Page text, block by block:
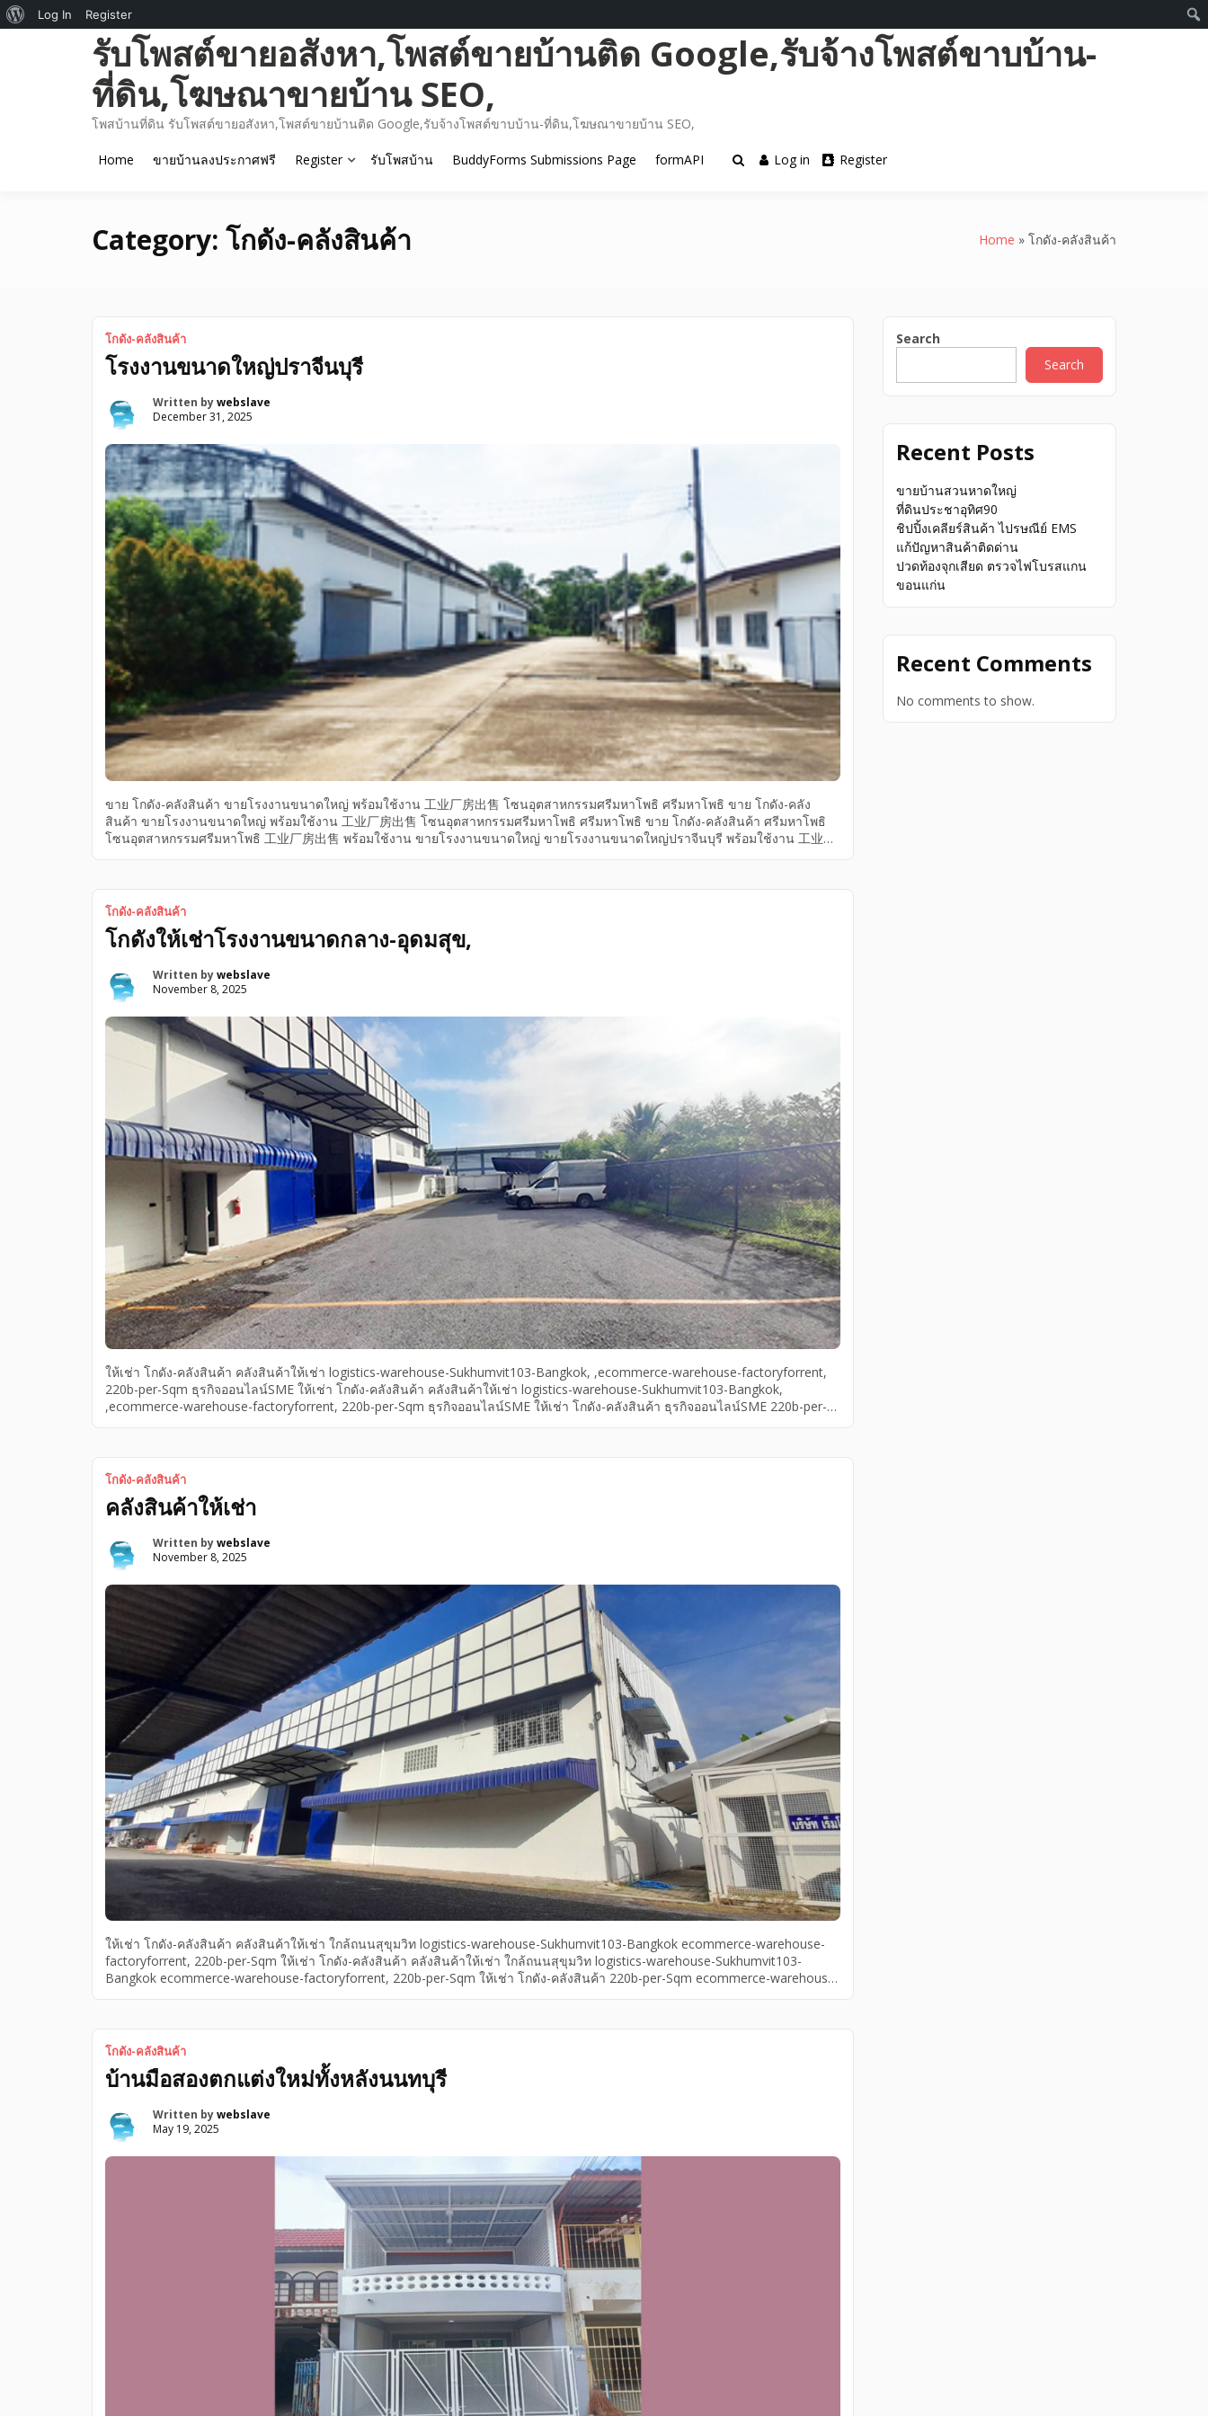
รับโพสต์ขายอสังหา,โพสต์ขายบ้านติด Google,รับจ้างโพสต์ขาบบ้าน-
ที่ดิน,โฆษณาขายบ้าน SEO,
โพสบ้านที่ดิน รับโพสต์ขายอสังหา,โพสต์ขายบ้านติด Google,รับจ้างโพสต์ขาบบ้าน-ที่ดิน,โฆษณาขายบ้าน SEO,
Home ขายบ้านลงประกาศฟรี Register รับโพสบ้าน BuddyForms Submissions Page formAPI Log in Register
Category: โกดัง-คลังสินค้า Home » โกดัง-คลังสินค้า
โกดัง-คลังสินค้า
โรงงานขนาดใหญ่ปราจีนบุรี
Written bywebslave
December 31, 2025
ขาย โกดัง-คลังสินค้า ขายโรงงานขนาดใหญ่ พร้อมใช้งาน 工业厂房出售 โซนอุตสาหกรรมศรีมหาโพธิ ศรีมหาโพธิ ขาย โกดัง-คลัง
สินค้า ขายโรงงานขนาดใหญ่ พร้อมใช้งาน 工业厂房出售 โซนอุตสาหกรรมศรีมหาโพธิ ศรีมหาโพธิ ขาย โกดัง-คลังสินค้า ศรีมหาโพธิ
โซนอุตสาหกรรมศรีมหาโพธิ 工业厂房出售 พร้อมใช้งาน ขายโรงงานขนาดใหญ่ ขายโรงงานขนาดใหญ่ปราจีนบุรี พร้อมใช้งาน 工业厂
โกดัง-คลังสินค้า
โกดังให้เช่าโรงงานขนาดกลาง-อุดมสุข,
Written bywebslave
November 8, 2025
ให้เช่า โกดัง-คลังสินค้า คลังสินค้าให้เช่า logistics-warehouse-Sukhumvit103-Bangkok, ,ecommerce-warehouse-factoryforrent,
220b-per-Sqm ธุรกิจออนไลน์SME ให้เช่า โกดัง-คลังสินค้า คลังสินค้าให้เช่า logistics-warehouse-Sukhumvit103-Bangkok,
,ecommerce-warehouse-factoryforrent, 220b-per-Sqm ธุรกิจออนไลน์SME ให้เช่า โกดัง-คลังสินค้า ธุรกิจออนไลน์SME 220b-per-
โกดัง-คลังสินค้า
คลังสินค้าให้เช่า
Written bywebslave
November 8, 2025
ให้เช่า โกดัง-คลังสินค้า คลังสินค้าให้เช่า ใกล้ถนนสุขุมวิท logistics-warehouse-Sukhumvit103-Bangkok ecommerce-warehouse-
factoryforrent, 220b-per-Sqm ให้เช่า โกดัง-คลังสินค้า คลังสินค้าให้เช่า ใกล้ถนนสุขุมวิท logistics-warehouse-Sukhumvit103-
Bangkok ecommerce-warehouse-factoryforrent, 220b-per-Sqm ให้เช่า โกดัง-คลังสินค้า 220b-per-Sqm ecommerce-warehouse-
โกดัง-คลังสินค้า
บ้านมือสองตกแต่งใหม่ทั้งหลังนนทบุรี
Written bywebslave
May 19, 2025
Search
Search
Recent Posts
ขายบ้านสวนหาดใหญ่
ที่ดินประชาอุทิศ90
ชิปปิ้งเคลียร์สินค้า ไปรษณีย์ EMS
แก้ปัญหาสินค้าติดด่าน
ปวดท้องจุกเสียด ตรวจไฟโบรสแกน
ขอนแก่น
Recent Comments
No comments to show.
About
Log In Register